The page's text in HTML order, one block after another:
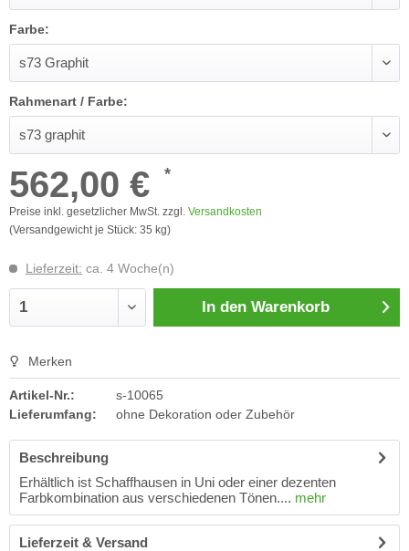
Farbe:
Rahmenart / Farbe:
562,00 € *
Preise inkl. gesetzlicher MwSt. zzgl. Versandkosten
(Versandgewicht je Stück: 35 kg)
Lieferzeit: ca. 4 Woche(n)
In den Warenkorb
Merken
Artikel-Nr.:
s-10065
Lieferumfang:
ohne Dekoration oder Zubehör
Beschreibung
Erhältlich ist Schaffhausen in Uni oder einer dezenten
Farbkombination aus verschiedenen Tönen.... mehr
Lieferzeit & Versand